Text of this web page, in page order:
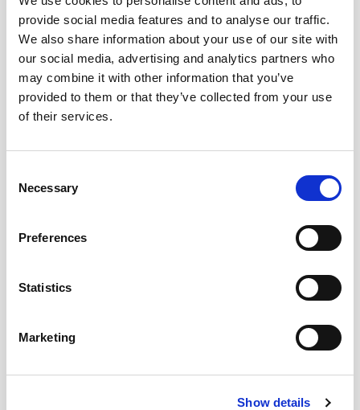
provide social media features and to analyse our traffic.
We also share information about your use of our site with
our social media, advertising and analytics partners who
may combine it with other information that you’ve
provided to them or that they’ve collected from your use
of their services.
Selection
Necessary
Preferences
Statistics
Marketing
Show details
NOTAS DE CATA
De color caoba. Aromas a especias y
chocolate con un fondo de fruta
DESCARGAR FICHA EN PDF